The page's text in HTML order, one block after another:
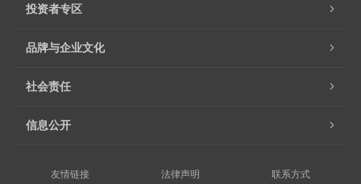
投资者专区
品牌与企业文化
社会责任
信息公开
友情链接 法律声明 联系方式